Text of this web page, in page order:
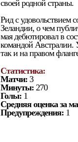
своей родной страны.
Рид с удовольствием
Зеландии, о чем
мая дебютировал в
командой Австралии.
так и на правом
Статистика:
Матчи: 3
Минуты: 270
Голы: 1
Средняя оценка за
Предупреждения: 1